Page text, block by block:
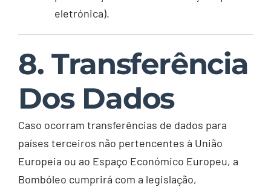
eletrónica).
8. Transferência
Dos Dados
Caso ocorram transferências de dados para
países terceiros não pertencentes à União
Europeia ou ao Espaço Económico Europeu, a
Bombóleo cumprirá com a legislação,